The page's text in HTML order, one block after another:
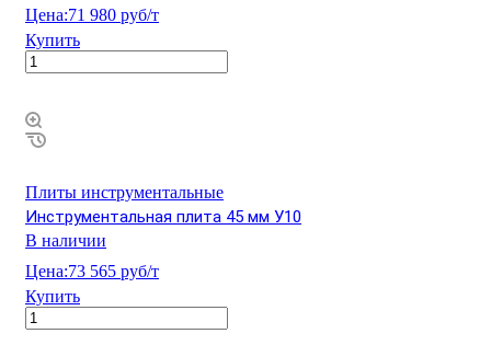
Цена:71 980 руб/т
Купить
Плиты инструментальные
Инструментальная плита 45 мм У10
В наличии
Цена:73 565 руб/т
Купить